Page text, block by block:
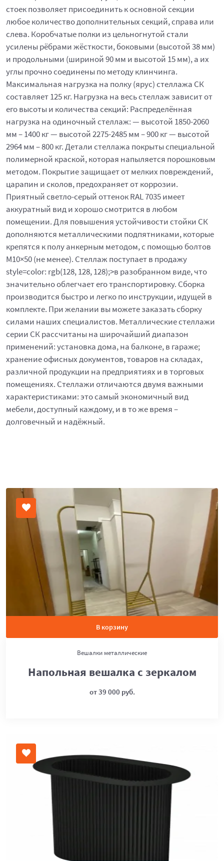
стоек позволяет присоединить к основной секции
любое количество дополнительных секций, справа или
слева. Коробчатые полки из цельногнутой стали
усилены рёбрами жёсткости, боковыми (высотой 38 мм)
и продольными (шириной 90 мм и высотой 15 мм), а их
углы прочно соединены по методу клинчинга.
Максимальная нагрузка на полку (ярус) стеллажа СК
составляет 125 кг. Нагрузка на весь стеллаж зависит от
его высоты и количества секций: Распределённая
нагрузка на одиночный стеллаж: — высотой 1850-2060
мм – 1400 кг — высотой 2275-2485 мм – 900 кг — высотой
2964 мм – 800 кг. Детали стеллажа покрыты специальной
полимерной краской, которая напыляется порошковым
методом. Покрытие защищает от мелких повреждений,
царапин и сколов, предохраняет от коррозии.
Приятный светло-серый оттенок RAL 7035 имеет
аккуратный вид и хорошо смотрится в любом
помещении. Для повышения устойчивости стойки СК
дополняются металлическими подпятниками, которые
крепятся к полу анкерным методом, с помощью болтов
М10×50 (не менее). Стеллаж поступает в продажу
style=color: rgb(128, 128, 128);>в разобранном виде, что
значительно облегчает его транспортировку. Сборка
производится быстро и легко по инструкции, идущей в
комплекте. При желании вы можете заказать сборку
силами наших специалистов. Металлические стеллажи
серии СК рассчитаны на широчайший диапазон
применений: установка дома, на балконе, в гараже;
хранение офисных документов, товаров на складах,
различной продукции на предприятиях и в торговых
помещениях. Стеллажи отличаются двумя важными
характеристиками: это самый экономичный вид
мебели, доступный каждому, и в то же время –
долговечный и надёжный.
В корзину
Вешалки металлические
Напольная вешалка с зеркалом
от 39 000 руб.